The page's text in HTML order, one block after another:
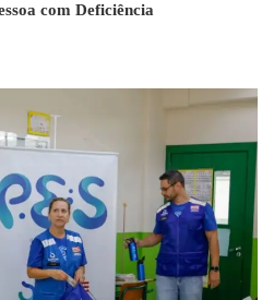
com Deficiência